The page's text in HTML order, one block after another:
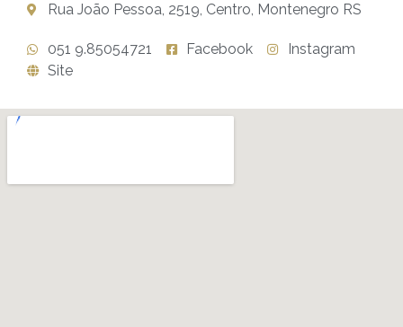
Rua João Pessoa, 2519, Centro, Montenegro RS
051 9.85054721 Facebook
Instagram
Site